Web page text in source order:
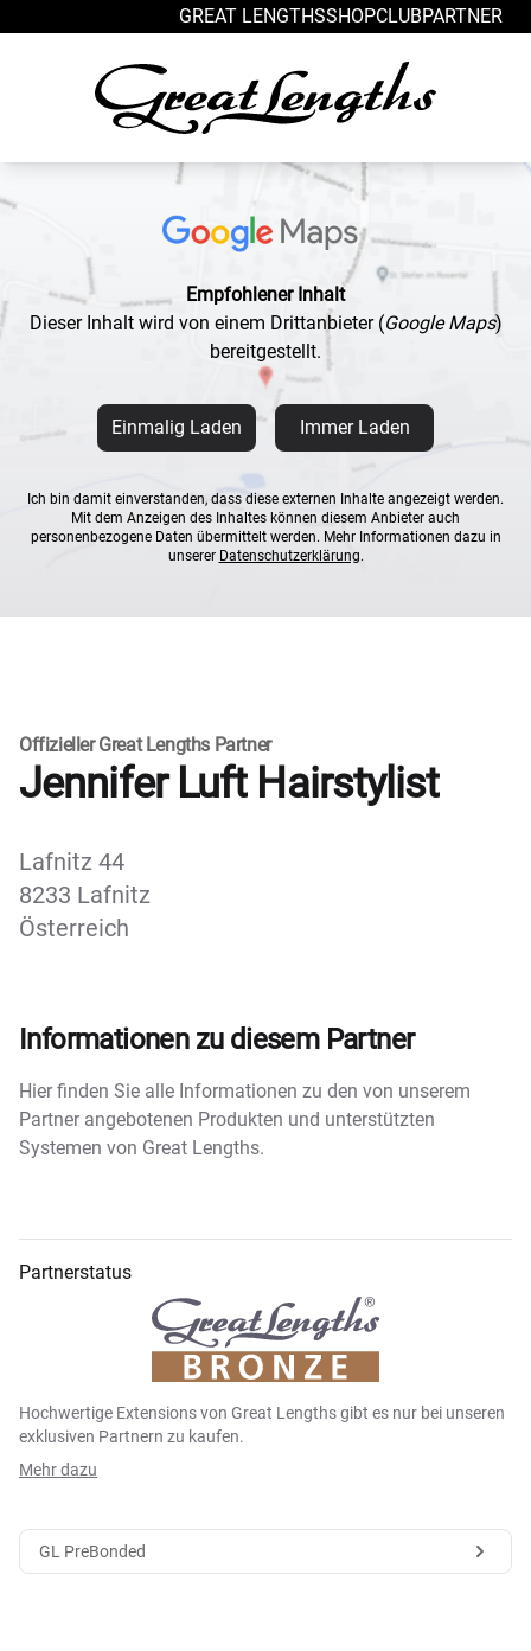
GREAT LENGTHSSHOPCLUBPARTNER
Empfohlener Inhalt
Dieser Inhalt wird von einem Drittanbieter (Google Maps)
bereitgestellt.
Einmalig Laden Immer Laden
Ich bin damit einverstanden, dass diese externen Inhalte angezeigt werden.
Mit dem Anzeigen des Inhaltes können diesem Anbieter auch
personenbezogene Daten übermittelt werden. Mehr Informationen dazu in
unserer Datenschutzerklärung.
Offizieller Great Lengths Partner
Jennifer Luft Hairstylist
Lafnitz 44
8233 Lafnitz
Österreich
Informationen zu diesem Partner
Hier finden Sie alle Informationen zu den von unserem
Partner angebotenen Produkten und unterstützten
Systemen von Great Lengths.
Partnerstatus
Hochwertige Extensions von Great Lengths gibt es nur bei unseren
exklusiven Partnern zu kaufen.
Mehr dazu
GL PreBonded